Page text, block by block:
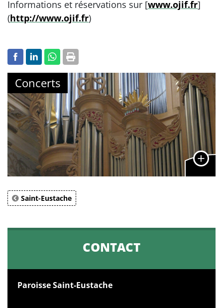
Informations et réservations sur [www.ojif.fr]
(http://www.ojif.fr)
Concerts
Saint-Eustache
CONTACT
Paroisse Saint-Eustache